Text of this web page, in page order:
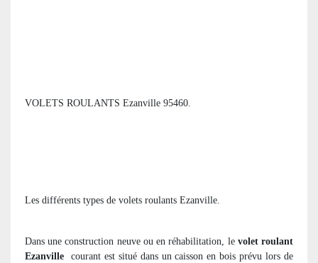
VOLETS ROULANTS Ezanville 95460.
Les différents types de volets roulants Ezanville.
Dans une construction neuve ou en réhabilitation, le volet roulant
Ezanville
courant est situé dans un caisson en bois prévu lors de